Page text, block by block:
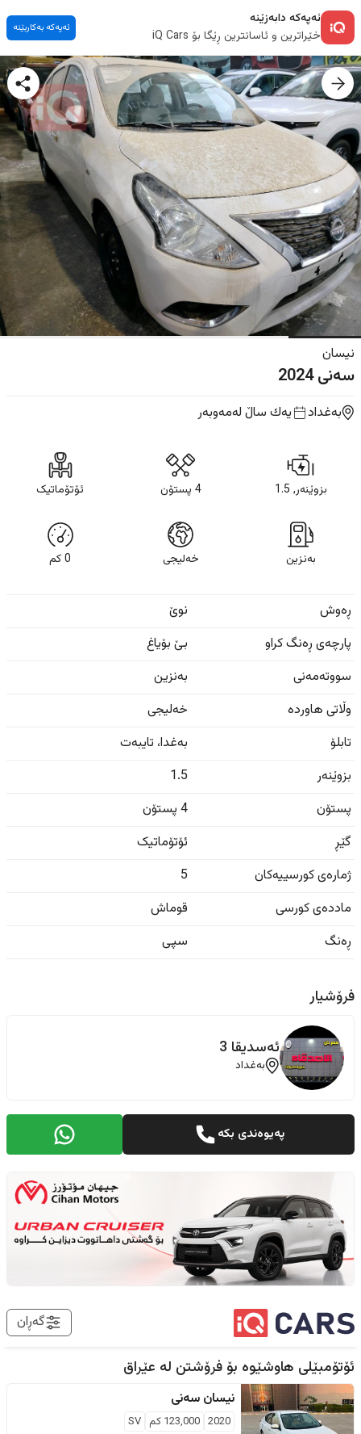
ئەپەکە دابەزێنە
خێراترین و ئاسانترین ڕێگا بۆ iQ Cars
ئەپەکە بەکاربێنە
نیسان
سەنی2024
بەغداد یه‌ك ساڵ لەمەوبەر
بزوێنەر, 1.5 4 پستۆن ئۆتۆماتیک
بەنزین خەلیجی 0كم
ڕەوش
نوێ
پارچەی ڕەنگ کراو
بێ بۆیاغ
سووتەمەنی
بەنزین
وڵاتی هاوردە
خەلیجی
تابلۆ
بەغدا، تایبەت
بزوێنەر
1.5
پستۆن
4 پستۆن
گێڕ
ئۆتۆماتیک
ژمارەی کورسییەکان
5
ماددەی کورسی
قوماش
ڕەنگ
سپی
فرۆشیار
ئەسدیقا 3
بەغداد
پەیوەندی بکە
گەڕان
ئۆتۆمبێلی هاوشێوە بۆ فرۆشتن لە عێراق
نیسان سەنی
2020
123,000 كم SV